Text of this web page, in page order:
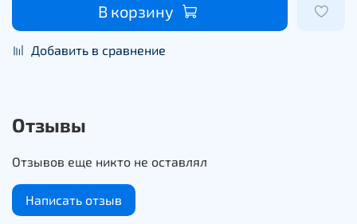
В корзину
Добавить в сравнение
Отзывы
Отзывов еще никто не оставлял
Написать отзыв